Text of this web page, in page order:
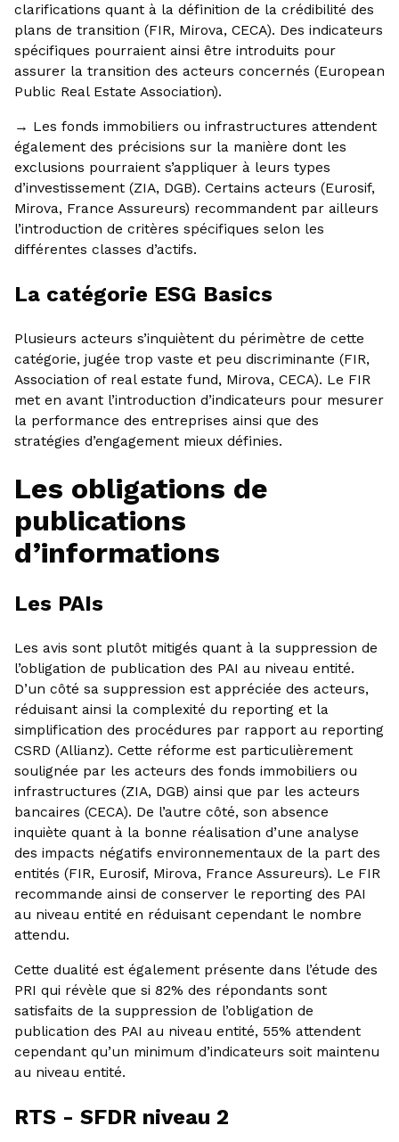
clarifications quant à la définition de la crédibilité des
plans de transition (FIR, Mirova, CECA). Des indicateurs
spécifiques pourraient ainsi être introduits pour
assurer la transition des acteurs concernés (European
Public Real Estate Association).
→ Les fonds immobiliers ou infrastructures attendent
également des précisions sur la manière dont les
exclusions pourraient s’appliquer à leurs types
d’investissement (ZIA, DGB). Certains acteurs (Eurosif,
Mirova, France Assureurs) recommandent par ailleurs
l’introduction de critères spécifiques selon les
différentes classes d’actifs.
La catégorie ESG Basics
Plusieurs acteurs s’inquiètent du périmètre de cette
catégorie, jugée trop vaste et peu discriminante (FIR,
Association of real estate fund, Mirova, CECA). Le FIR
met en avant l’introduction d’indicateurs pour mesurer
la performance des entreprises ainsi que des
stratégies d’engagement mieux définies.
Les obligations de
publications
d’informations
Les PAIs
Les avis sont plutôt mitigés quant à la suppression de
l’obligation de publication des PAI au niveau entité.
D’un côté sa suppression est appréciée des acteurs,
réduisant ainsi la complexité du reporting et la
simplification des procédures par rapport au reporting
CSRD (Allianz). Cette réforme est particulièrement
soulignée par les acteurs des fonds immobiliers ou
infrastructures (ZIA, DGB) ainsi que par les acteurs
bancaires (CECA). De l’autre côté, son absence
inquiète quant à la bonne réalisation d’une analyse
des impacts négatifs environnementaux de la part des
entités (FIR, Eurosif, Mirova, France Assureurs). Le FIR
recommande ainsi de conserver le reporting des PAI
au niveau entité en réduisant cependant le nombre
attendu.
Cette dualité est également présente dans l’étude des
PRI qui révèle que si 82% des répondants sont
satisfaits de la suppression de l’obligation de
publication des PAI au niveau entité, 55% attendent
cependant qu’un minimum d’indicateurs soit maintenu
au niveau entité.
RTS - SFDR niveau 2